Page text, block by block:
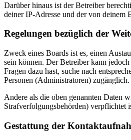
Darüber hinaus ist der Betreiber
deiner IP-Adresse und der von deinem
Regelungen bezüglich der
Zweck eines Boards ist es, einen
sein können. Der Betreiber kann
Fragen dazu hast, suche nach
Personen (Administratoren) zugänglich.
Andere als die oben genannten Daten
Strafverfolgungsbehörden) verpflichtet
Gestattung der